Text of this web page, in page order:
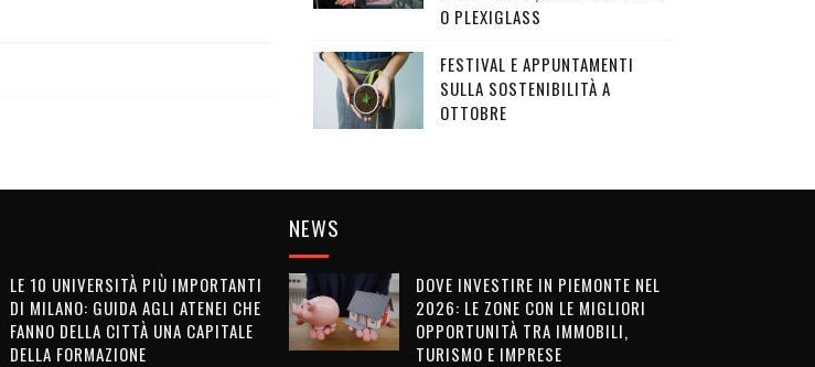
O PLEXIGLASS
FESTIVAL E APPUNTAMENTI
SULLA SOSTENIBILITÀ A
OTTOBRE
LE 10 UNIVERSITÀ PIÙ IMPORTANTI
DI MILANO: GUIDA AGLI ATENEI CHE
FANNO DELLA CITTÀ UNA CAPITALE
DELLA FORMAZIONE
NEWS
DOVE INVESTIRE IN PIEMONTE NEL
2026: LE ZONE CON LE MIGLIORI
OPPORTUNITÀ TRA IMMOBILI,
TURISMO E IMPRESE